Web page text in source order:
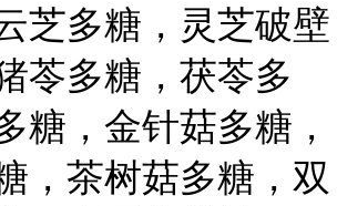
芝多糖，灵芝破壁
苓多糖，茯苓多
糖，金针菇多糖，
，茶树菇多糖，双